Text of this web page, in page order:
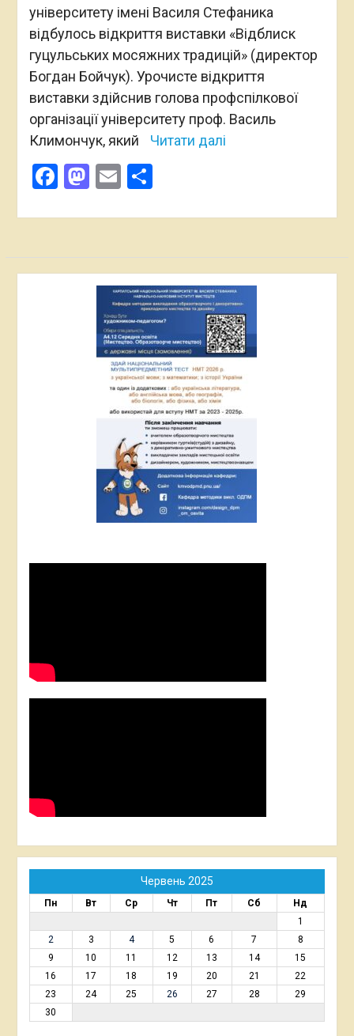
університету імені Василя Стефаника
відбулось відкриття виставки «Відблиск
гуцульських мосяжних традицій» (директор
Богдан Бойчук). Урочисте відкриття
виставки здійснив голова профспілкової
організації університету проф. Василь
Климончук, який
Читати далі
Facebook
Mastodon
EmailПоділитися
Червень 2025
Пн Вт Ср Чт Пт Сб
Нд
1
2
3 4 5 6 7
8
9
10 11 12 13 14
15
16
17 18 19 20 21
22
23
24 25 26 27 28
29
30